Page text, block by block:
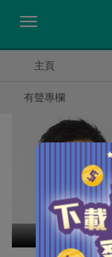
主頁
有聲專欄
甘文鋒